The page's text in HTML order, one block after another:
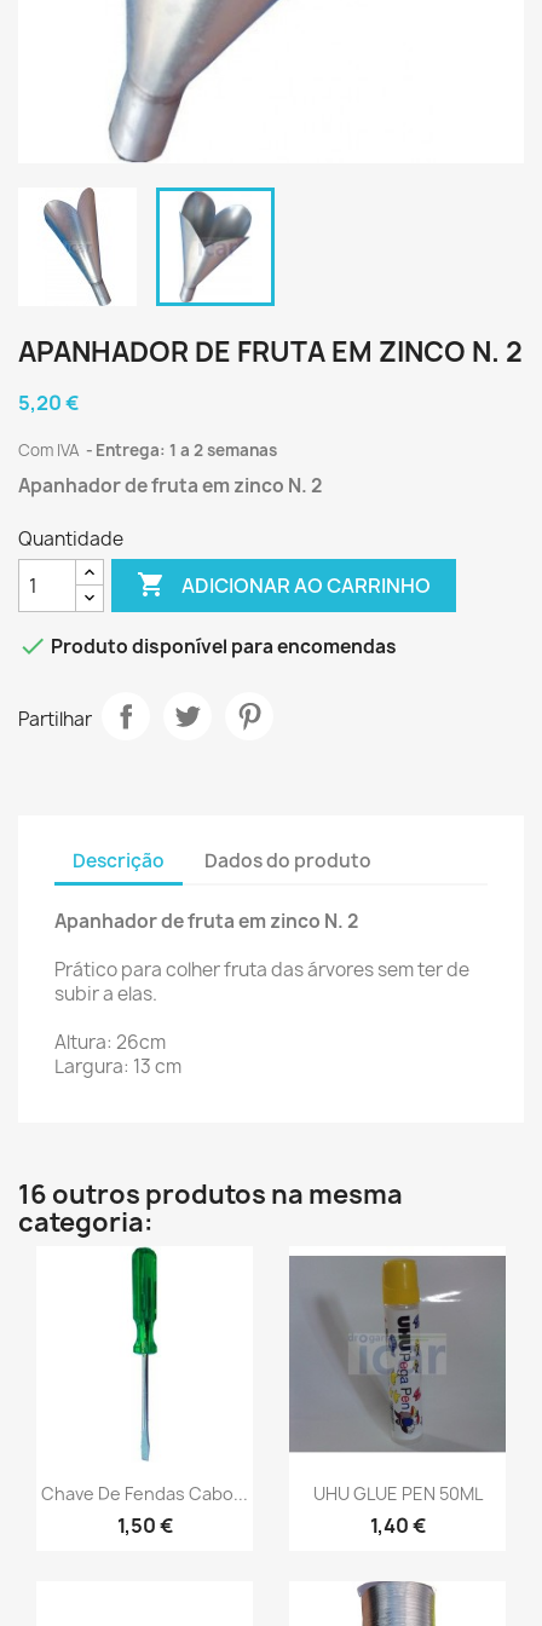
APANHADOR DE FRUTA EM ZINCO N. 2
5,20 €
Com IVA Entrega: 1 a 2 semanas
Apanhador de fruta em zinco N. 2
Quantidade
 ADICIONAR AO CARRINHO
 Produto disponível para encomendas
Partilhar
Descrição Dados do produto
Apanhador de fruta em zinco N. 2
Prático para colher fruta das árvores sem ter de
subir a elas.
Altura: 26cm
Largura: 13 cm
16 outros produtos na mesma
categoria:
Chave De Fendas Cabo...
1,50 €
UHU GLUE PEN 50ML
1,40 €